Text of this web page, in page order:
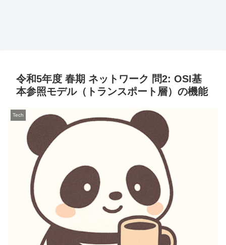
令和5年度 春期 ネットワーク 問2: OSI基
本参照モデル（トランスポート層）の機能
Tech